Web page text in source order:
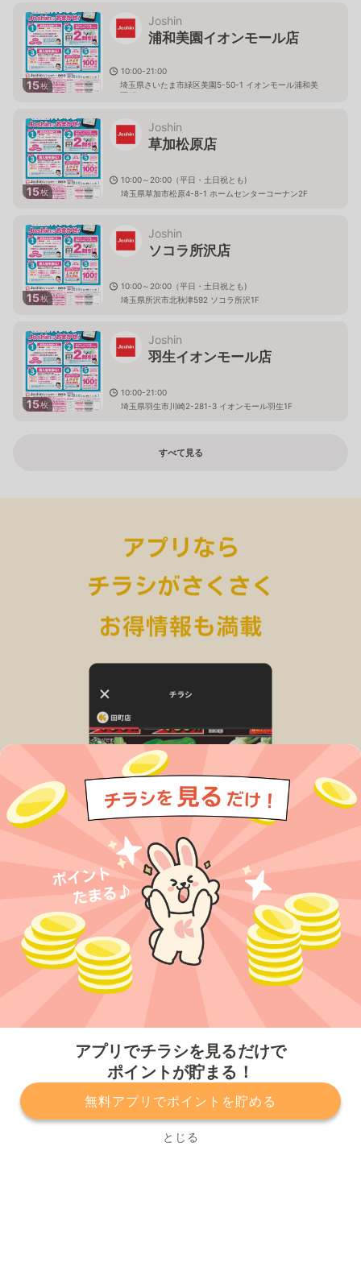
アプリでチラシを見るだけで
ポイントが貯まる！
無料アプリでポイントを貯める
とじる
15枚
Joshin
浦和美園イオンモール店
10:00-21:00
埼玉県さいたま市緑区美園5-50-1 イオンモール浦和美
園1F
15枚
Joshin
草加松原店
10:00～20:00（平日・土日祝とも)
埼玉県草加市松原4-8-1 ホームセンターコーナン2F
15枚
Joshin
ソコラ所沢店
10:00～20:00（平日・土日祝とも)
埼玉県所沢市北秋津592 ソコラ所沢1F
15枚
Joshin
羽生イオンモール店
10:00-21:00
埼玉県羽生市川崎2-281-3 イオンモール羽生1F
すべて見る
プライバシーポリシー 利用規約
運営会社
サービスに関してのお問い合わせ